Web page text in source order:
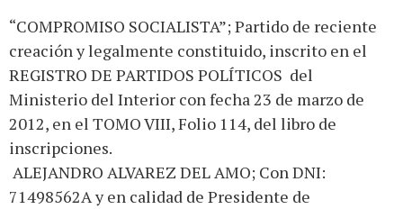
“COMPROMISO SOCIALISTA”; Partido de reciente
creación y legalmente constituido, inscrito en el
REGISTRO DE PARTIDOS POLÍTICOS del
Ministerio del Interior con fecha 23 de marzo de
2012, en el TOMO VIII, Folio 114, del libro de
inscripciones.
ALEJANDRO ALVAREZ DEL AMO; Con DNI:
71498562A y en calidad de Presidente de